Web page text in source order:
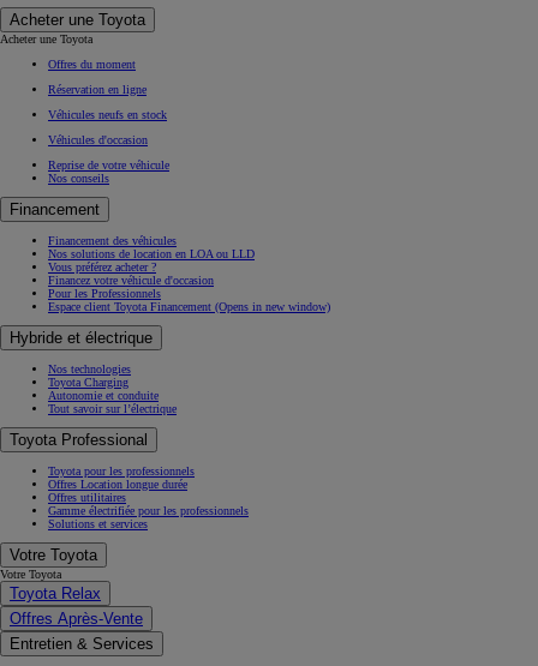
Acheter une Toyota
Acheter une Toyota
Offres du moment
Réservation en ligne
Véhicules neufs en stock
Véhicules d'occasion
Reprise de votre véhicule
Nos conseils
Financement
Financement des véhicules
Nos solutions de location en LOA ou LLD
Vous préférez acheter ?
Financez votre véhicule d'occasion
Pour les Professionnels
Espace client Toyota Financement (Opens in new window)
Hybride et électrique
Nos technologies
Toyota Charging
Autonomie et conduite
Tout savoir sur l’électrique
Toyota Professional
Toyota pour les professionnels
Offres Location longue durée
Offres utilitaires
Gamme électrifiée pour les professionnels
Solutions et services
Votre Toyota
Votre Toyota
Toyota Relax
Offres Après-Vente
Entretien & Services